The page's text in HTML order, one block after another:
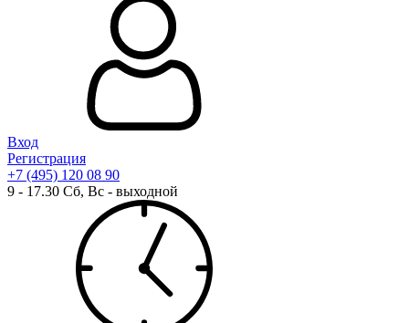
Вход
Регистрация
+7 (495) 120 08 90
9 - 17.30 Сб, Вс - выходной